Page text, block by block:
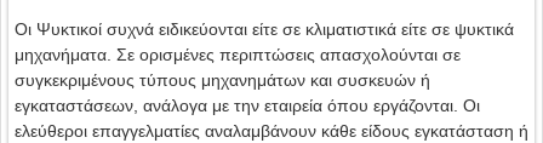
Οι Ψυκτικοί συχνά ειδικεύονται είτε σε κλιματιστικά είτε σε ψυκτικά
μηχανήματα. Σε ορισμένες περιπτώσεις απασχολούνται σε
συγκεκριμένους τύπους μηχανημάτων και συσκευών ή
εγκαταστάσεων, ανάλογα με την εταιρεία όπου εργάζονται. Οι
ελεύθεροι επαγγελματίες αναλαμβάνουν κάθε είδους εγκατάσταση ή